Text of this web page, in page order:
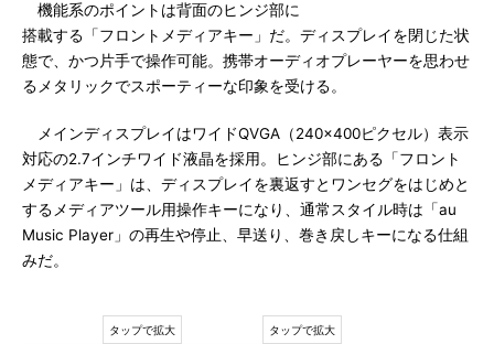
機能系のポイントは背面のヒンジ部に
搭載する「フロントメディアキー」だ。ディスプレイを閉じた状
態で、かつ片手で操作可能。携帯オーディオプレーヤーを思わせ
るメタリックでスポーティーな印象を受ける。
メインディスプレイはワイドQVGA（240×400ピクセル）表示
対応の2.7インチワイド液晶を採用。ヒンジ部にある「フロント
メディアキー」は、ディスプレイを裏返すとワンセグをはじめと
するメディアツール用操作キーになり、通常スタイル時は「au
Music Player」の再生や停止、早送り、巻き戻しキーになる仕組
みだ。